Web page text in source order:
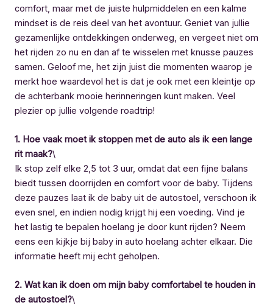
comfort, maar met de juiste hulpmiddelen en een kalme
mindset is de reis deel van het avontuur. Geniet van jullie
gezamenlijke ontdekkingen onderweg, en vergeet niet om
het rijden zo nu en dan af te wisselen met knusse pauzes
samen. Geloof me, het zijn juist die momenten waarop je
merkt hoe waardevol het is dat je ook met een kleintje op
de achterbank mooie herinneringen kunt maken. Veel
plezier op jullie volgende roadtrip!
1. Hoe vaak moet ik stoppen met de auto als ik een lange
rit maak?\
Ik stop zelf elke 2,5 tot 3 uur, omdat dat een fijne balans
biedt tussen doorrijden en comfort voor de baby. Tijdens
deze pauzes laat ik de baby uit de autostoel, verschoon ik
even snel, en indien nodig krijgt hij een voeding. Vind je
het lastig te bepalen hoelang je door kunt rijden? Neem
eens een kijkje bij baby in auto hoelang achter elkaar. Die
informatie heeft mij echt geholpen.
2. Wat kan ik doen om mijn baby comfortabel te houden in
de autostoel?\